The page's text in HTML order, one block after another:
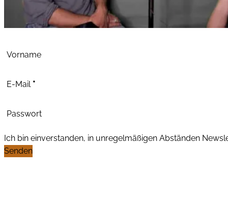
Vorname
E-Mail *
Passwort
Ich bin einverstanden, in unregelmäßigen Abständen
Senden